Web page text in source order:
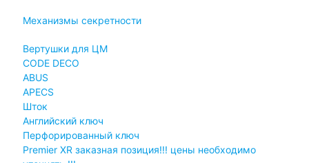
Механизмы секретности
Вертушки для ЦМ
CODE DECO
ABUS
APECS
Шток
Английский ключ
Перфорированный ключ
Premier XR заказная позиция!!! цены необходимо